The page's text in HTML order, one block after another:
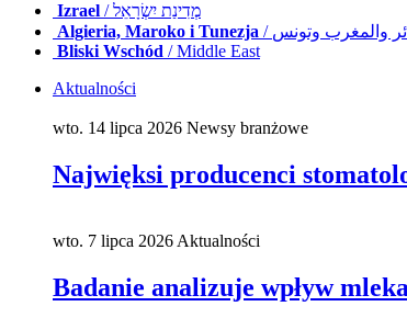
Izrael
/ מְדִינַת יִשְׂרָאֵל
Algieria, Maroko i Tunezja
والمغرب وتونس
Bliski Wschód / Middle East
Aktualności
wto. 14 lipca 2026 Newsy branżowe
Najwięksi producenci
wto. 7 lipca 2026 Aktualności
Badanie analizuje wpływ